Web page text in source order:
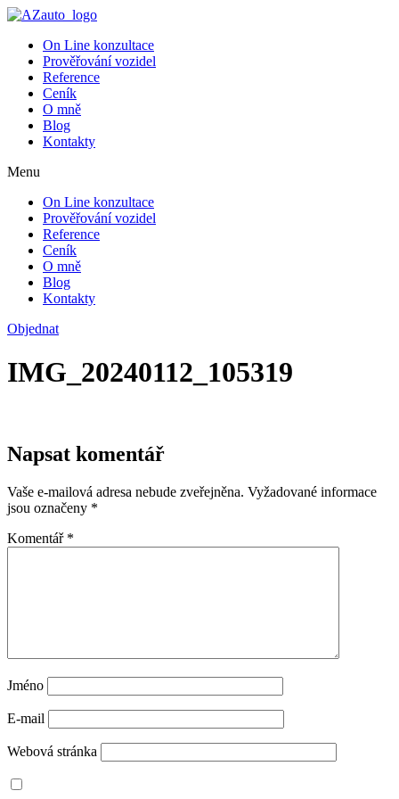
On Line konzultace
Prověřování vozidel
Reference
Ceník
O mně
Blog
Kontakty
Menu
On Line konzultace
Prověřování vozidel
Reference
Ceník
O mně
Blog
Kontakty
Objednat
IMG_20240112_105319
Napsat komentář
Vaše e-mailová adresa nebude zveřejněna. Vyžadované informace
jsou označeny *
Komentář *
Jméno
E-mail
Webová stránka